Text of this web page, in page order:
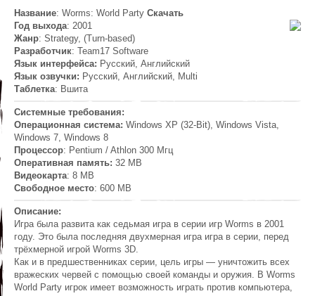
Название: Worms: World Party Скачать
Год выхода: 2001
Жанр: Strategy, (Turn-based)
Разработчик: Team17 Software
Язык интерфейса: Русский, Английский
Язык озвучки: Русский, Английский, Multi
Таблетка: Вшита
Системные требования:
Операционная система: Windows XP (32-Bit), Windows Vista,
Windows 7, Windows 8
Процессор: Pentium / Athlon 300 Мгц
Оперативная память: 32 MB
Видеокарта: 8 MB
Свободное место: 600 MB
Описание:
Игра была развита как седьмая игра в серии игр Worms в 2001
году. Это была последняя двухмерная игра игра в серии, перед
трёхмерной игрой Worms 3D.
Как и в предшественниках серии, цель игры — уничтожить всех
вражеских червей с помощью своей команды и оружия. В Worms
World Party игрок имеет возможность играть против компьютера,